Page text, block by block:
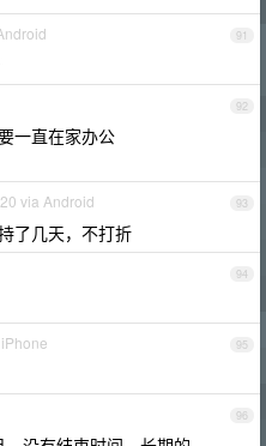
91
92
一直在家办公
93
via Android
了几天，不打折
94
95
96